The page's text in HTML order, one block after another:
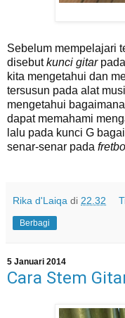
Sebelum mempelajari
disebutkunci gitar
kita mengetahui dan
tersusun pada alat
mengetahui bagaimana
dapat memahami
lalu pada kunci G
senar-senar pada
Rika d'Laiqa di 22.32
Berbagi
5 Januari 2014
Cara Stem